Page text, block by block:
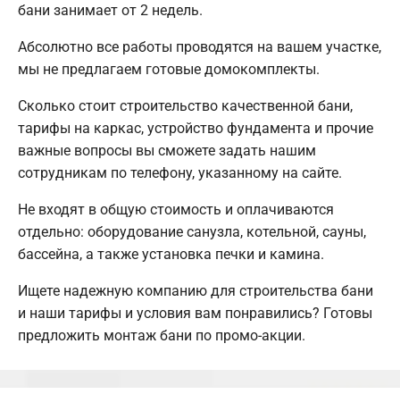
бани занимает от 2 недель.
Абсолютно все работы проводятся на вашем участке,
мы не предлагаем готовые домокомплекты.
Сколько стоит строительство качественной бани,
тарифы на каркас, устройство фундамента и прочие
важные вопросы вы сможете задать нашим
сотрудникам по телефону, указанному на сайте.
Не входят в общую стоимость и оплачиваются
отдельно: оборудование санузла, котельной, сауны,
бассейна, а также установка печки и камина.
Ищете надежную компанию для строительства бани
и наши тарифы и условия вам понравились? Готовы
предложить монтаж бани по промо-акции.